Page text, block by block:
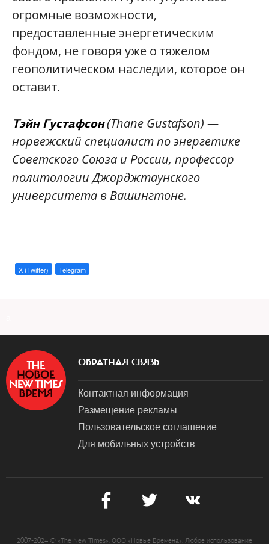
огромные возможности,
предоставленные энергетическим
фондом, не говоря уже о тяжелом
геополитическом наследии, которое он
оставит.
Тэйн Густафсон(Thane Gustafson) —
норвежский специалист по энергетике
Советского Союза и России, профессор
политологии Джорджтаунского
университета в Вашингтоне.
X (Twitter) Telegram
ОБРАТНАЯ СВЯЗЬ
Контактная информация
Размещение рекламы
Пользовательское соглашение
Для мобильных устройств
2007-2024 © «The New Times». ООО «Новые Времена». Любое использование